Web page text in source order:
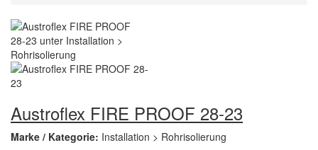
Austroflex FIRE PROOF 28-23
Marke / Kategorie: Installation > Rohrisolierung